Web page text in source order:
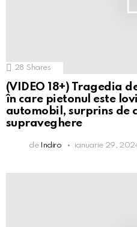
28 Shares
(VIDEO 18+) Tragedia
în care pietonul este
automobil, surprins de
supraveghere
de Indiro ianuarie 29,